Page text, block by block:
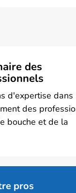
des
d'expertise dans
des
bouche et de la
pros